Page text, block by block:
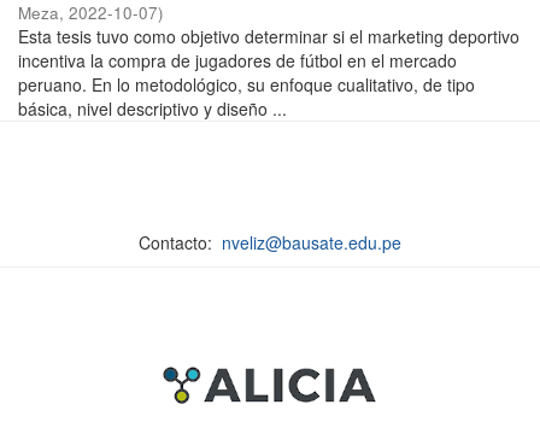
Meza, 2022-10-07)
Esta tesis tuvo como objetivo determinar si el marketing deportivo
incentiva la compra de jugadores de fútbol en el mercado
peruano. En lo metodológico, su enfoque cualitativo, de tipo
básica, nivel descriptivo y diseño ...
Contacto: nveliz@bausate.edu.pe